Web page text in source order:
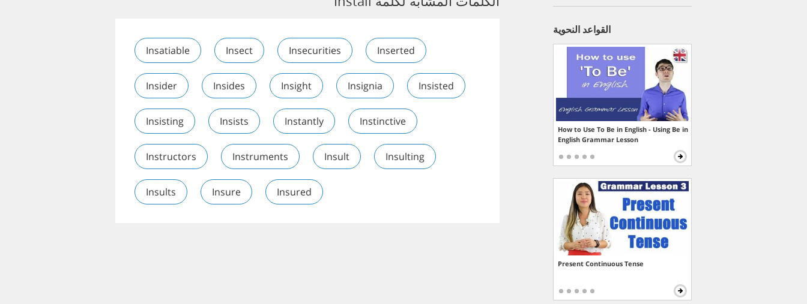
Insatiable Insect Insecurities Inserted
Insider Insides Insight Insignia Insisted
Insisting Insists Instantly Instinctive
Instructors Instruments Insult Insulting
Insults Insure Insured
القواعد النحوية
How to Use To Be in English - Using Be in
English Grammar Lesson
Present Continuous Tense